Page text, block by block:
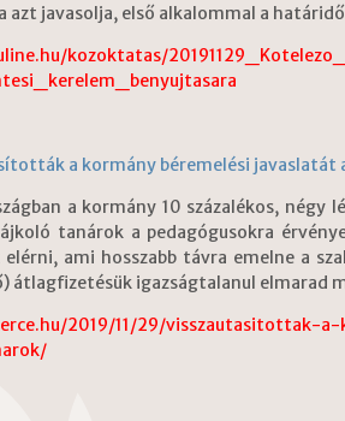
azt javasolja, első alkalommal a
kozoktatas/
a kormány béremelési javaslatát
a kormány 10 százalékos,
tanárok a pedagógusokra
elérni, ami hosszabb távra emelne a
átlagfizetésük igazságtalanul elmarad
2019/11/29/visszautasitottak-